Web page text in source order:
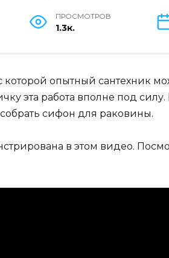
ПРОСМОТРОВ
1.3к.
которой опытный сантехник
эта работа вполне под
сифон для раковины.
в этом видео.